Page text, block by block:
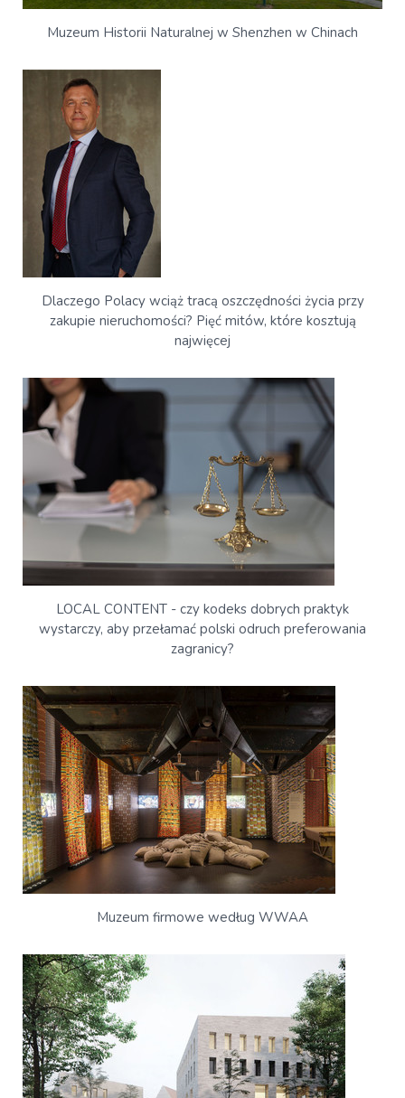
Muzeum Historii Naturalnej w Shenzhen w Chinach
Dlaczego Polacy wciąż tracą oszczędności życia przy
zakupie nieruchomości? Pięć mitów, które kosztują
najwięcej
LOCAL CONTENT - czy kodeks dobrych praktyk
wystarczy, aby przełamać polski odruch preferowania
zagranicy?
Muzeum firmowe według WWAA